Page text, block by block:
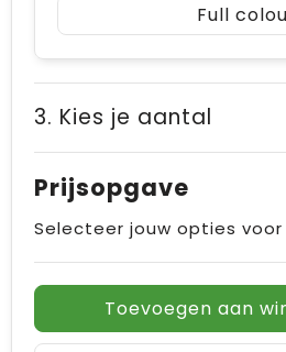
Full
3. Kies je aantal
Prijsopgave
Selecteer jouw opties
Toevoegen aan